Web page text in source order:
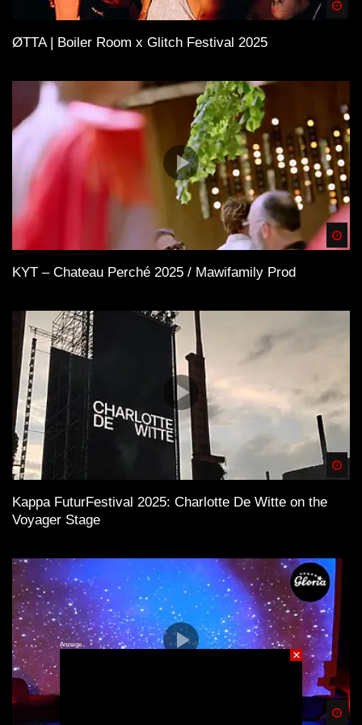
ØTTA | Boiler Room x Glitch Festival 2025
KYT – Chateau Perché 2025 / Mawifamily Prod
Kappa FuturFestival 2025: Charlotte De Witte on the
Voyager Stage
Anzeige
×